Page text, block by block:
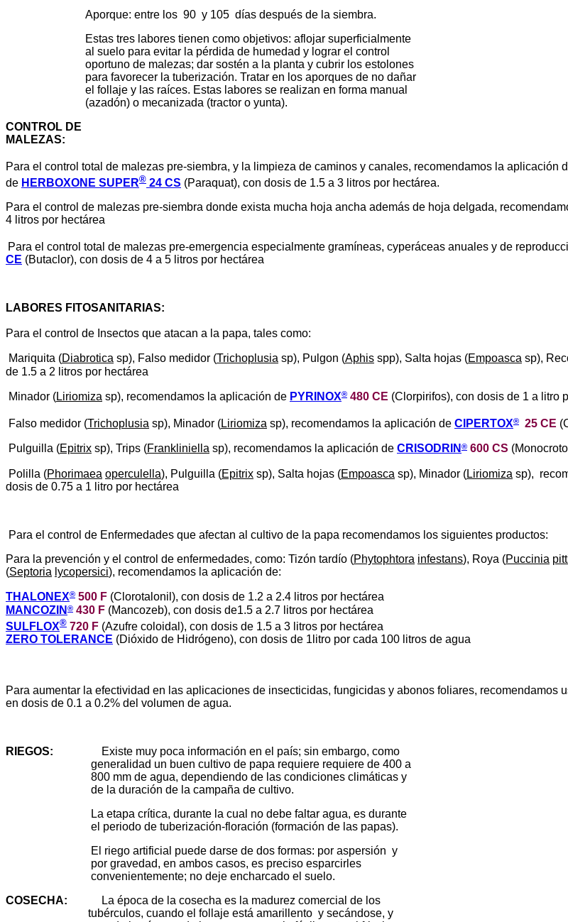
Aporque: entre los 90 y 105 días después de la siembra.
Estas tres labores tienen como objetivos: aflojar superficialmente
al suelo para evitar la pérdida de humedad y lograr el control
oportuno de malezas; dar sostén a la planta y cubrir los estolones
para favorecer la tuberización. Tratar en los aporques de no dañar
el follaje y las raíces. Estas labores se realizan en forma manual
(azadón) o mecanizada (tractor o yunta).
CONTROL DE
MALEZAS:
Para el control total de malezas pre-siembra, y la limpieza de caminos y canales, recomendamos la aplicación
de HERBOXONE SUPER® 24 CS (Paraquat), con dosis de 1.5 a 3 litros por hectárea.
Para el control de malezas pre-siembra donde exista mucha hoja ancha además de hoja delgada,
4 litros por hectárea
Para el control total de malezas pre-emergencia especialmente gramíneas, cyperáceas anuales y de
CE (Butaclor), con dosis de 4 a 5 litros por hectárea
LABORES FITOSANITARIAS:
Para el control de Insectos que atacan a la papa, tales como:
Mariquita (Diabrotica sp), Falso medidor (Trichoplusia sp), Pulgon (Aphis spp), Salta hojas (Empoasca sp),
de 1.5 a 2 litros por hectárea
Minador (Liriomiza sp), recomendamos la aplicación de PYRINOX® 480 CE (Clorpirifos), con dosis de 1 a litro
Falso medidor (Trichoplusia sp), Minador (Liriomiza sp), recomendamos la aplicación de CIPERTOX® 25 CE
Pulguilla (Epitrix sp), Trips (Frankliniella sp), recomendamos la aplicación de CRISODRIN ® 600 CS
Polilla (Phorimaea operculella), Pulguilla (Epitrix sp), Salta hojas (Empoasca sp), Minador (Liriomiza sp),
dosis de 0.75 a 1 litro por hectárea
Para el control de Enfermedades que afectan al cultivo de la papa recomendamos los siguientes productos:
Para la prevención y el control de enfermedades, como: Tizón tardío (Phytophtora infestans), Roya (Puccinia
(Septoria lycopersici), recomendamos la aplicación de:
THALONEX® 500 F (Clorotalonil), con dosis de 1.2 a 2.4 litros por hectárea
MANCOZIN ® 430 F (Mancozeb), con dosis de1.5 a 2.7 litros por hectárea
SULFLOX® 720 F (Azufre coloidal), con dosis de 1.5 a 3 litros por hectárea
ZERO TOLERANCE (Dióxido de Hidrógeno), con dosis de 1litro por cada 100 litros de agua
Para aumentar la efectividad en las aplicaciones de insecticidas, fungicidas y abonos foliares, recomendamos
en dosis de 0.1 a 0.2% del volumen de agua.
RIEGOS:
Existe muy poca información en el país; sin embargo, como
generalidad un buen cultivo de papa requiere requiere de 400 a
800 mm de agua, dependiendo de las condiciones climáticas y
de la duración de la campaña de cultivo.
La etapa crítica, durante la cual no debe faltar agua, es durante
el periodo de tuberización-floración (formación de las papas).
El riego artificial puede darse de dos formas: por aspersión y
por gravedad, en ambos casos, es preciso esparcirles
convenientemente; no deje encharcado el suelo.
COSECHA:
La época de la cosecha es la madurez comercial de los
tubérculos, cuando el follaje está amarillento y secándose, y